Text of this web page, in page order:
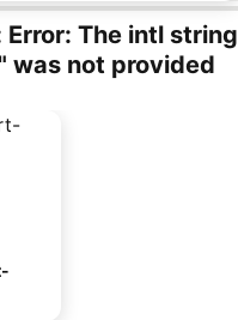
The intl string
was not provided